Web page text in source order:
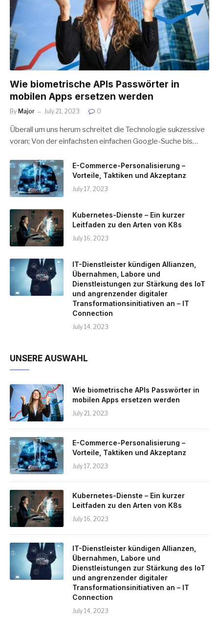
Wie biometrische APIs Passwörter in
mobilen Apps ersetzen werden
By Major July 21, 2023 0
Überall um uns herum schreitet die Technologie sukzessive
voran; Von der einfachsten einfachen Google-Suche bis…
E-Commerce-Personalisierung –
Vorteile, Taktiken und Akzeptanz
July 17, 2023
Kubernetes-Dienste – Ein kurzer
Leitfaden zu den Arten von K8s
July 16, 2023
IT-Dienstleister kündigen Allianzen,
Übernahmen, Labore und
Dienstleistungen zur Stärkung des IoT
und angrenzender digitaler
Transformationsinitiativen an – IT
Connection
July 14, 2023
UNSERE AUSWAHL
Wie biometrische APIs Passwörter in
mobilen Apps ersetzen werden
July 21, 2023
E-Commerce-Personalisierung –
Vorteile, Taktiken und Akzeptanz
July 17, 2023
Kubernetes-Dienste – Ein kurzer
Leitfaden zu den Arten von K8s
July 16, 2023
IT-Dienstleister kündigen Allianzen,
Übernahmen, Labore und
Dienstleistungen zur Stärkung des IoT
und angrenzender digitaler
Transformationsinitiativen an – IT
Connection
July 14, 2023